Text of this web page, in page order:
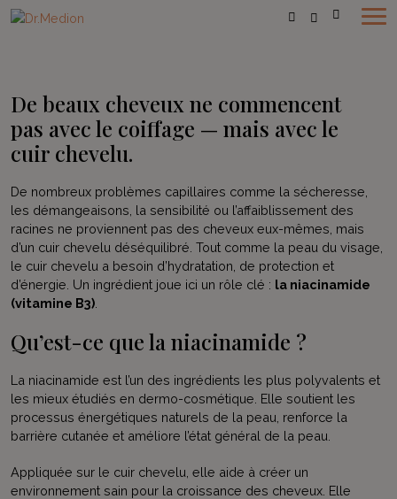
De beaux cheveux ne commencent
pas avec le coiffage — mais avec le
cuir chevelu.
De nombreux problèmes capillaires comme la sécheresse,
les démangeaisons, la sensibilité ou l’affaiblissement des
racines ne proviennent pas des cheveux eux-mêmes, mais
d’un cuir chevelu déséquilibré. Tout comme la peau du visage,
le cuir chevelu a besoin d’hydratation, de protection et
d’énergie. Un ingrédient joue ici un rôle clé : la niacinamide
(vitamine B3)
Qu’est-ce que la niacinamide ?
La niacinamide est l’un des ingrédients les plus polyvalents et
les mieux étudiés en dermo-cosmétique. Elle soutient les
processus énergétiques naturels de la peau, renforce la
barrière cutanée et améliore l’état général de la peau.
Appliquée sur le cuir chevelu, elle aide à créer un
environnement sain pour la croissance des cheveux. Elle